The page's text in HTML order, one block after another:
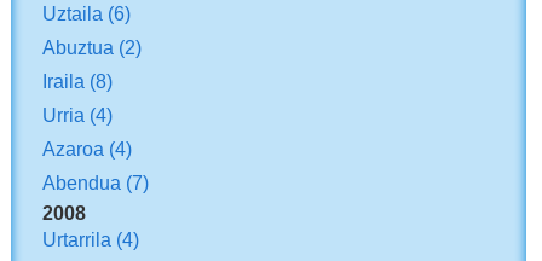
Uztaila (6)
Abuztua (2)
Iraila (8)
Urria (4)
Azaroa (4)
Abendua (7)
2008
Urtarrila (4)